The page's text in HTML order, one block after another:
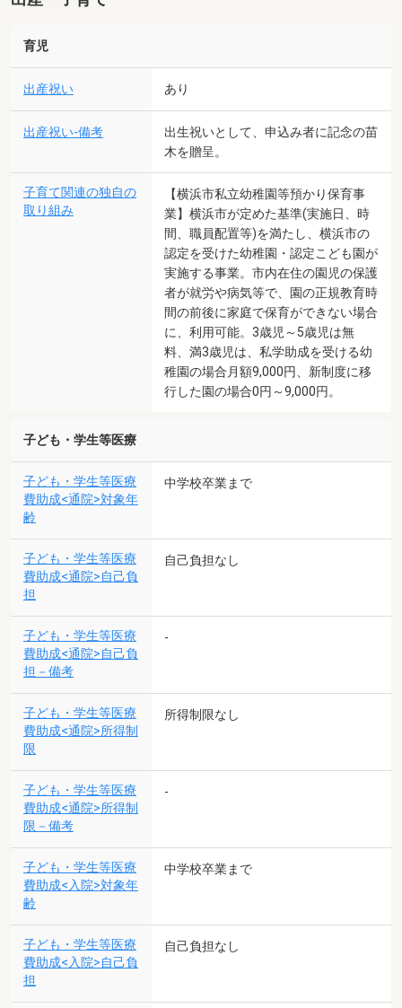
育児
出産祝い あり
出産祝い-備考
出生祝いとして、申込み者に記念の苗
木を贈呈。
子育て関連の独自の
取り組み
【横浜市私立幼稚園等預かり保育事
業】横浜市が定めた基準(実施日、時
間、職員配置等)を満たし、横浜市の
認定を受けた幼稚園・認定こども園が
実施する事業。市内在住の園児の保護
者が就労や病気等で、園の正規教育時
間の前後に家庭で保育ができない場合
に、利用可能。3歳児～5歳児は無
料、満3歳児は、私学助成を受ける幼
稚園の場合月額9,000円、新制度に移
行した園の場合0円～9,000円。
子ども・学生等医療
子ども・学生等医療
費助成<通院>対象年
齢
中学校卒業まで
子ども・学生等医療
費助成<通院>自己負
担
自己負担なし
子ども・学生等医療
費助成<通院>自己負
担－備考
-
子ども・学生等医療
費助成<通院>所得制
限
所得制限なし
子ども・学生等医療
費助成<通院>所得制
限－備考
-
子ども・学生等医療
費助成<入院>対象年
齢
中学校卒業まで
子ども・学生等医療
費助成<入院>自己負
担
自己負担なし